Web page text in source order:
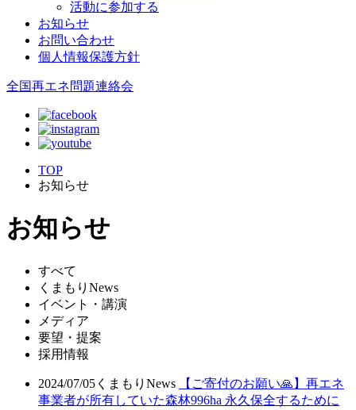
活動に参加する
お知らせ
お問い合わせ
個人情報保護方針
全国再エネ問題連絡会
TOP
お知らせ
お知らせ
すべて
くまもりNews
イベント・講演
メディア
要望・提案
採用情報
2024/07/05 くまもりNews
【ご寄付のお願い🙏】再エネ
事業者が所有していた森林996ha 永久保全するために